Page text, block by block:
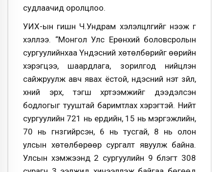
судлаачид оролцлоо.
УИХ-ын гишүүн Ч.Ундрам хэлэлцүүлгийг нээж үг
хэллээ. “Монгол Улс Ерөнхий боловсролын
сургуулийнхаа Үндэсний хөтөлбөрийг өөрийн
хэрэгцээ, шаардлага, зорилгод нийцүүлэн
сайжруулж авч явах ёстой, үндэсний үнэт зүйл,
хүний эрх, тэгш хүртээмжийг дээдэлсэн
бодлогыг тууштай баримтлах хэрэгтэй. Нийт
сургуулийн 721 нь ердийн, 15 нь мэргэжлийн,
70 нь гүнзгийрсэн, 6 нь тусгай, 8 нь олон
улсын хөтөлбөрөөр сургалт явуулж байна.
Улсын хэмжээнд 2 сургуулийн 9 бүлэгт 308